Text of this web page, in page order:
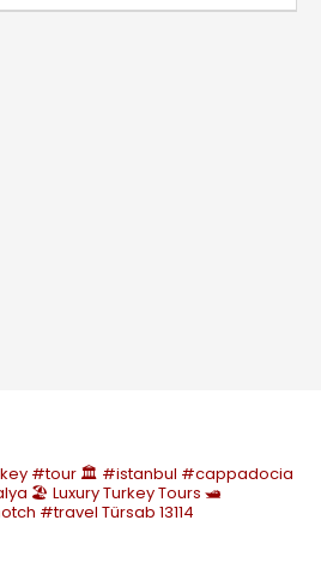
#tour 🏛️ #istanbul #cappadocia
🏖️ Luxury Turkey Tours 🛥️
#travel Türsab 13114